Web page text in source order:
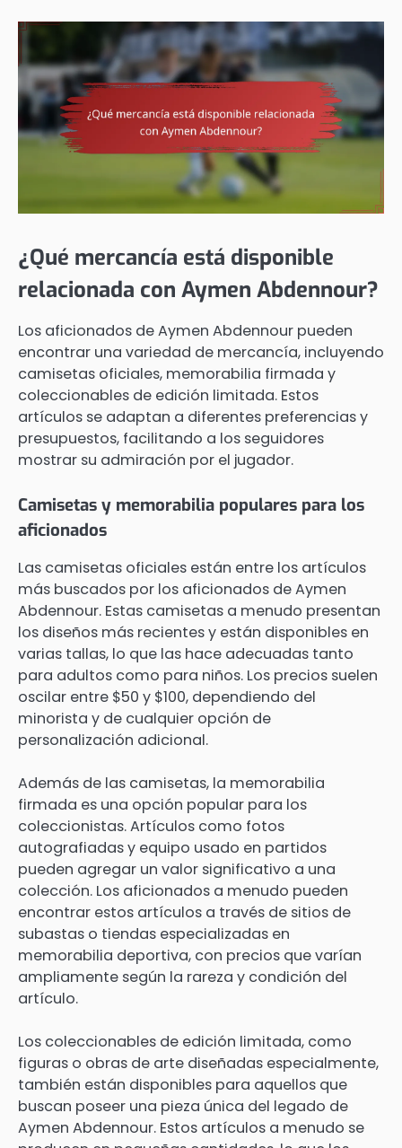
¿Qué mercancía está disponible
relacionada con Aymen Abdennour?
Los aficionados de Aymen Abdennour pueden
encontrar una variedad de mercancía, incluyendo
camisetas oficiales, memorabilia firmada y
coleccionables de edición limitada. Estos
artículos se adaptan a diferentes preferencias y
presupuestos, facilitando a los seguidores
mostrar su admiración por el jugador.
Camisetas y memorabilia populares para los
aficionados
Las camisetas oficiales están entre los artículos
más buscados por los aficionados de Aymen
Abdennour. Estas camisetas a menudo presentan
los diseños más recientes y están disponibles en
varias tallas, lo que las hace adecuadas tanto
para adultos como para niños. Los precios suelen
oscilar entre $50 y $100, dependiendo del
minorista y de cualquier opción de
personalización adicional.
Además de las camisetas, la memorabilia
firmada es una opción popular para los
coleccionistas. Artículos como fotos
autografiadas y equipo usado en partidos
pueden agregar un valor significativo a una
colección. Los aficionados a menudo pueden
encontrar estos artículos a través de sitios de
subastas o tiendas especializadas en
memorabilia deportiva, con precios que varían
ampliamente según la rareza y condición del
artículo.
Los coleccionables de edición limitada, como
figuras o obras de arte diseñadas especialmente,
también están disponibles para aquellos que
buscan poseer una pieza única del legado de
Aymen Abdennour. Estos artículos a menudo se